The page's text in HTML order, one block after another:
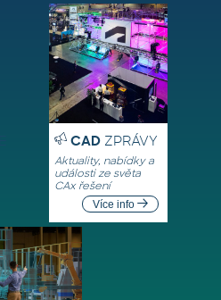
CADZPRÁVY
Aktuality, nabídky a
události ze světa
CAx řešení
Více info